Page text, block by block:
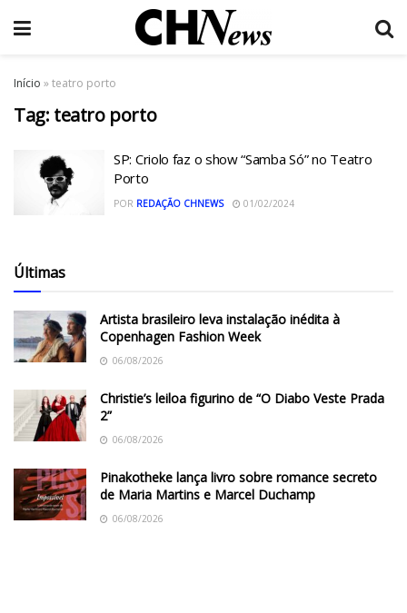
Início »teatro porto
Tag: teatro porto
SP: Criolo faz o show “Samba Só” no Teatro
Porto
POR REDAÇÃO CHNEWS 01/02/2024
Últimas
Artista brasileiro leva instalação inédita à
Copenhagen Fashion Week
06/08/2026
Christie’s leiloa figurino de “O Diabo Veste Prada
2”
06/08/2026
Pinakotheke lança livro sobre romance secreto
de Maria Martins e Marcel Duchamp
06/08/2026